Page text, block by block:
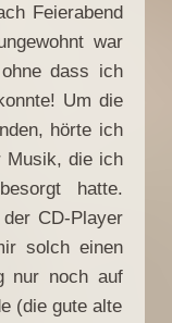
Feierabend
war
dass ich
Um die
hörte ich
Musik, die ich
hatte.
CD-Player
solch einen
nur noch auf
(die gute alte